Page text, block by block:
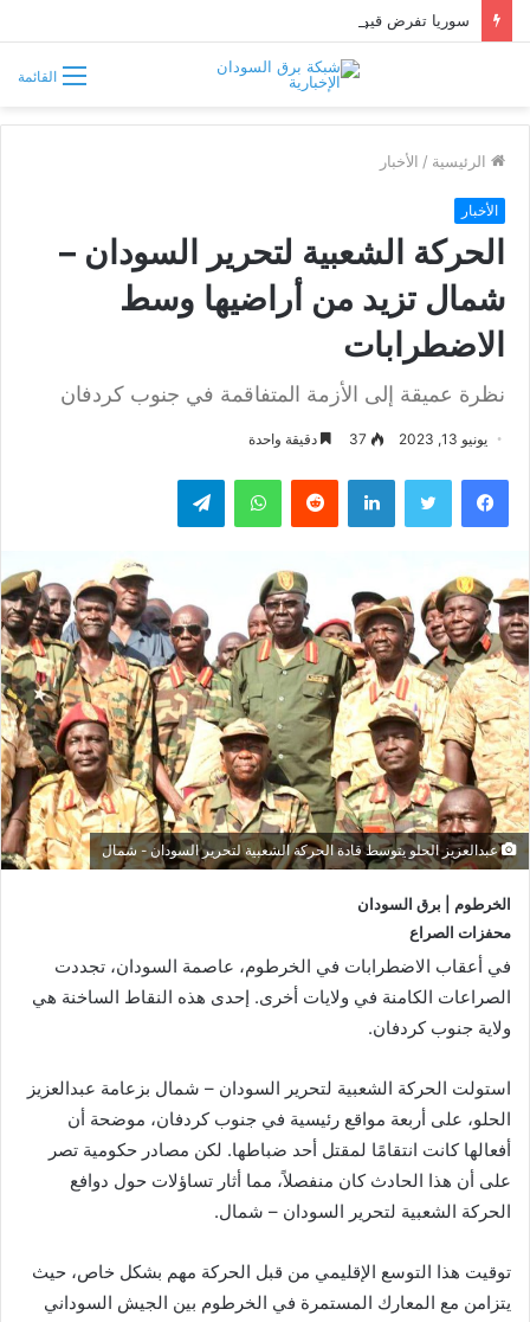
القائمة
الرئيسية / الأخبار
الأخبار
الحركة الشعبية لتحرير السودان –
شمال تزيد من أراضيها وسط
الاضطرابات
نظرة عميقة إلى الأزمة المتفاقمة في جنوب كردفان
يونيو 13, 2023 37 دقيقة واحدة
فيسبوك تويتر لينكدإن واتساب تيلقرام
عبدالعزيز الحلو يتوسط قادة الحركة الشعبية لتحرير السودان - شمال
الخرطوم | برق السودان
محفزات الصراع
في أعقاب الاضطرابات في الخرطوم، عاصمة السودان، تجددت
الصراعات الكامنة في ولايات أخرى. إحدى هذه النقاط الساخنة هي
ولاية جنوب كردفان.
استولت الحركة الشعبية لتحرير السودان – شمال بزعامة عبدالعزيز
الحلو، على أربعة مواقع رئيسية في جنوب كردفان، موضحة أن
أفعالها كانت انتقامًا لمقتل أحد ضباطها. لكن مصادر حكومية تصر
على أن هذا الحادث كان منفصلاً، مما أثار تساؤلات حول دوافع
الحركة الشعبية لتحرير السودان – شمال.
توقيت هذا التوسع الإقليمي من قبل الحركة مهم بشكل خاص، حيث
يتزامن مع المعارك المستمرة في الخرطوم بين الجيش السوداني